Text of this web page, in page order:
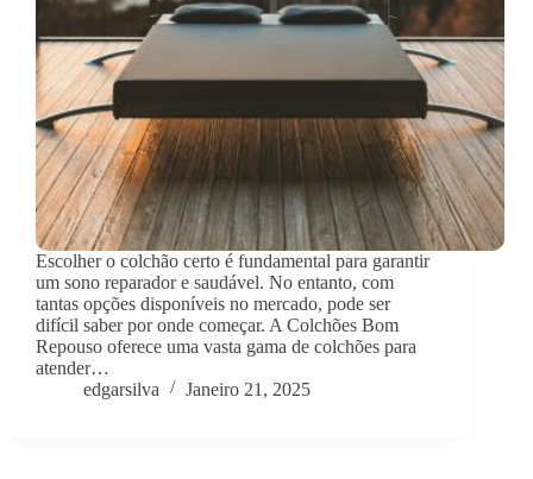
Escolher o colchão certo é fundamental para garantir
um sono reparador e saudável. No entanto, com
tantas opções disponíveis no mercado, pode ser
difícil saber por onde começar. A Colchões Bom
Repouso oferece uma vasta gama de colchões para
atender…
edgarsilva
Janeiro 21, 2025